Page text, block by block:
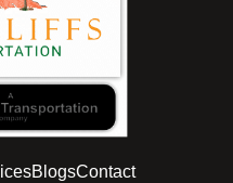
BlogsContact